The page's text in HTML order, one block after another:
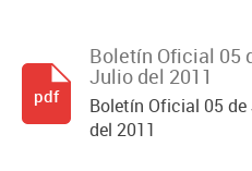
Boletín Oficial 05
Julio del 2011
Boletín Oficial 05
del 2011
pdf